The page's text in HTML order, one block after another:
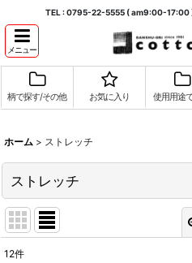
TEL : 0795-22-5555 ( am9:00-
メニュー
柄で探す/その他 お気に入り 使用用途
ホーム > ストレッチ
ストレッチ
12件